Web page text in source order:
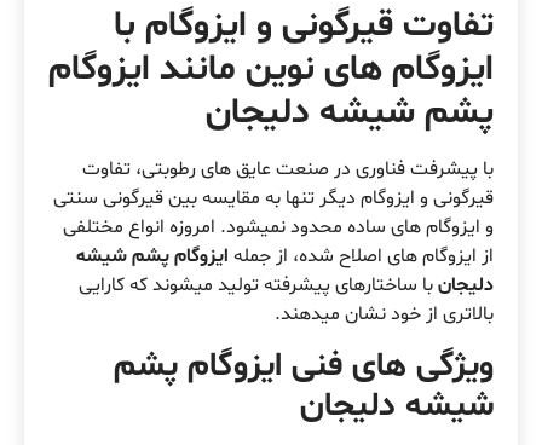
تفاوت قیرگونی و ایزوگام با
ایزوگام های نوین مانند ایزوگام
پشم شیشه دلیجان
با پیشرفت فناوری در صنعت عایق های رطوبتی، تفاوت
قیرگونی و ایزوگام دیگر تنها به مقایسه بین قیرگونی سنتی
و ایزوگام های ساده محدود نمیشود. امروزه انواع مختلفی
از ایزوگام های اصلاح شده، از جمله ایزوگام پشم شیشه
دلیجانبا ساختارهای پیشرفته تولید میشوند که کارایی
بالاتری از خود نشان میدهند.
ویژگی های فنی ایزوگام پشم
شیشه دلیجان